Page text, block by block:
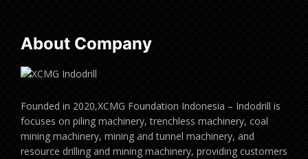
About Company
Founded in 2020,XCMG Foundation Indonesia – Indodrill is
focuses on piling machinery, trenchless machinery, coal
mining machinery, mining and tunnel machinery, and
resource drilling and mining machinery, providing customers